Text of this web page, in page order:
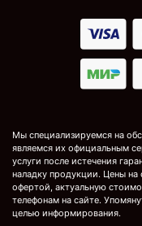
Мы специализируемся на
являемся их официальным
услуги после истечения
наладку продукции. Цены
офертой, актуальную
телефонам на сайте.
целью информирования.